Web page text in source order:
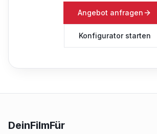
Angebot anfragen
Konfigurator starten
DeinFilmFür